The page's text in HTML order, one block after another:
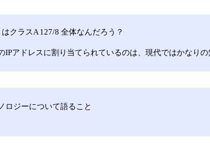
クラスA 127/8 全体なんだろう？
アドレスに割り当てられているのは、現代ではかなり
ロジーについて語ること